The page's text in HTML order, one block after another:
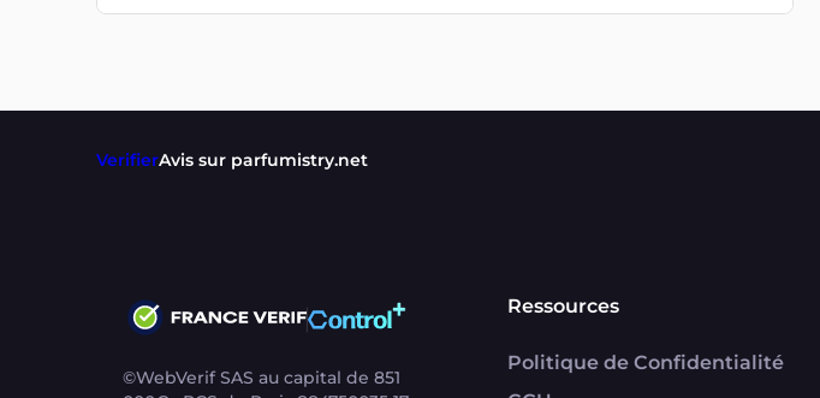
VerifierAvis sur parfumistry.net
©WebVerif SAS au capital de 851
Ressources
Politique de Confidentialité